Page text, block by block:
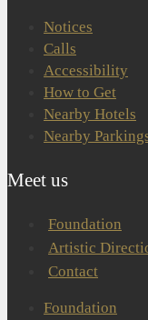
Notices
Calls
Accessibility
How to Get
Nearby Hotels
Nearby
Meet us
Foundation
Artistic
Contact
Foundation